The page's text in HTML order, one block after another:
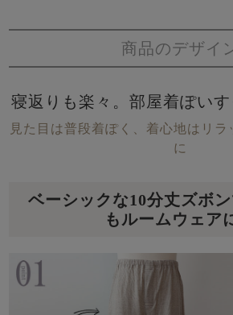
商品のデザイ
寝返りも楽々。部屋着ぽい
見た目は普段着ぽく、着心地はリラ
に
ベーシックな10分丈ズボ
もルームウェア